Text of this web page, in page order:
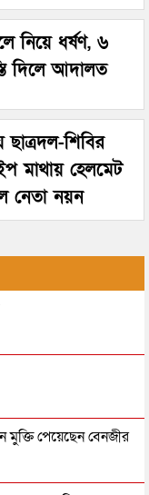
নিয়ে ধর্ষণ, ৬
দিলে আদালত
ছাত্রদল-শিবির
মাথায় হেলমেট
নেতা নয়ন
মুক্তি পেয়েছেন বেনজীর